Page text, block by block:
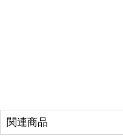
関連商品